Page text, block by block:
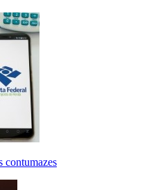
contumazes